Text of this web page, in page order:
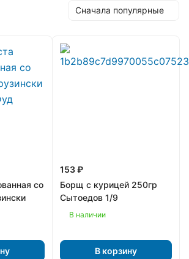
Сначала популярные
со
153 ₽
Борщ с курицей 250гр
Сытоедов 1/9
В наличии
В корзину